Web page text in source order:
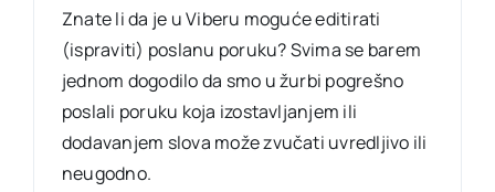
Znate li da je u Viberu moguće editirati
(ispraviti) poslanu poruku? Svima se barem
jednom dogodilo da smo u žurbi pogrešno
poslali poruku koja izostavljanjem ili
dodavanjem slova može zvučati uvredljivo ili
neugodno.